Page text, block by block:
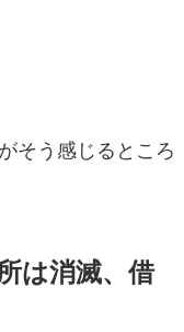
そう感じるところ
は消滅、借